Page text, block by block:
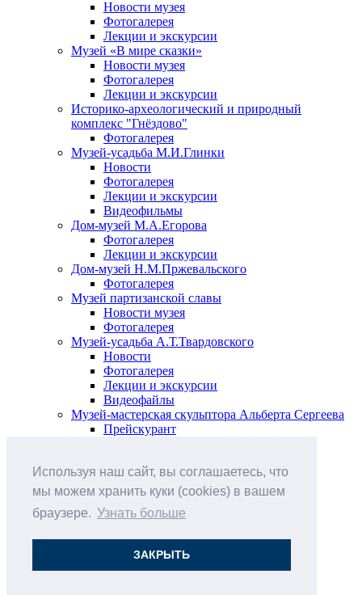
Используя наш сайт, вы соглашаетесь, что
мы можем хранить куки (cookies) в вашем
браузере. Узнать больше
ЗАКРЫТЬ
Новости музея
Фотогалерея
Лекции и экскурсии
Музей «В мире сказки»
Новости музея
Фотогалерея
Лекции и экскурсии
Историко-археологический и природный
комплекс "Гнёздово"
Фотогалерея
Музей-усадьба М.И.Глинки
Новости
Фотогалерея
Лекции и экскурсии
Видеофильмы
Дом-музей М.А.Егорова
Фотогалерея
Лекции и экскурсии
Дом-музей Н.М.Пржевальского
Фотогалерея
Музей партизанской славы
Новости музея
Фотогалерея
Музей-усадьба А.Т.Твардовского
Новости
Фотогалерея
Лекции и экскурсии
Видеофайлы
Музей-мастерская скульптора Альберта Сергеева
Прейскурант
Анонс мероприятий
Виртуальные выставки
О музее
Друзья музея
Наши цены